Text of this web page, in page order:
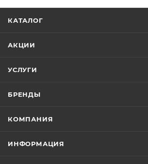
КАТАЛОГ
АКЦИИ
УСЛУГИ
БРЕНДЫ
КОМПАНИЯ
ИНФОРМАЦИЯ